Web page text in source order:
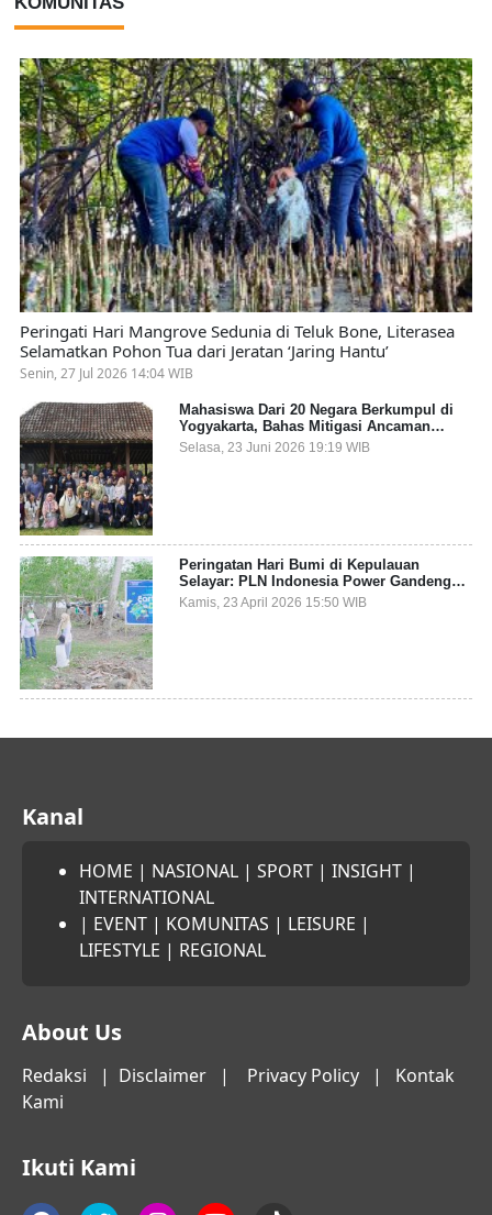
Peringati Hari Mangrove Sedunia di Teluk Bone, Literasea
Selamatkan Pohon Tua dari Jeratan ‘Jaring Hantu’
Senin, 27 Jul 2026 14:04 WIB
Mahasiswa Dari 20 Negara Berkumpul di
Yogyakarta, Bahas Mitigasi Ancaman
Kesehatan Global
Selasa, 23 Juni 2026 19:19 WIB
Peringatan Hari Bumi di Kepulauan
Selayar: PLN Indonesia Power Gandeng
Pemda dan Komunitas, Giatkan Restorasi
Mangrove
Kamis, 23 April 2026 15:50 WIB
Kanal
HOME | NASIONAL | SPORT | INSIGHT |
INTERNATIONAL
| EVENT | KOMUNITAS | LEISURE |
LIFESTYLE | REGIONAL
About Us
Redaksi | Disclaimer | Privacy Policy | Kontak
Kami
Ikuti Kami